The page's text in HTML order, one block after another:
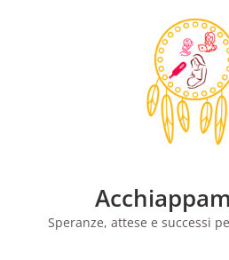
Speranze, attese e successi